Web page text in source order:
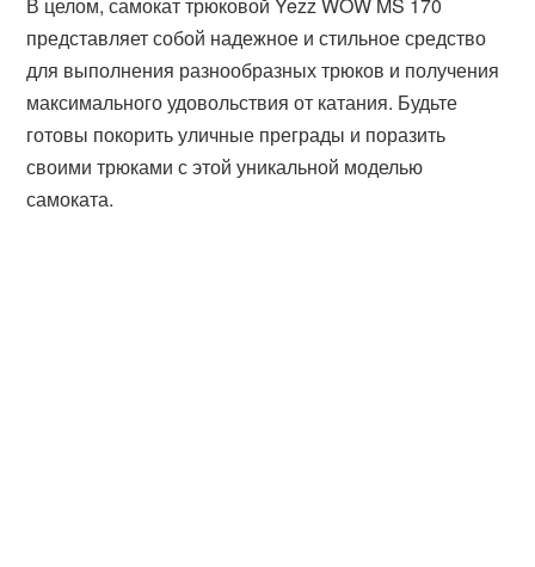
представляет собой надежное и стильное средство
для выполнения разнообразных трюков и получения
максимального удовольствия от катания. Будьте
готовы покорить уличные преграды и поразить
своими трюками с этой уникальной моделью
самоката.